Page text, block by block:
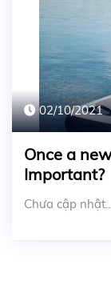
02/10/2021
Once a
Important?
Chưa cập